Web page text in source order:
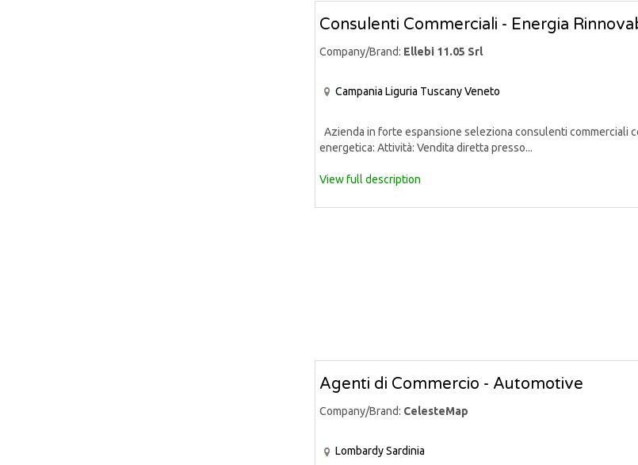
Consulenti Commerciali - Energia
Company/Brand: Ellebi 11.05 Srl
Campania Liguria TuscanyVeneto
Azienda in forte espansione seleziona consulenti
energetica: Attività: Vendita diretta presso...
View full description
Agenti di Commercio - Automotive
Company/Brand: CelesteMap
LombardySardinia